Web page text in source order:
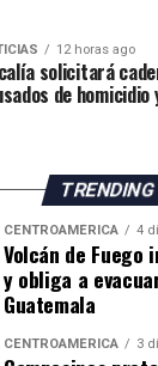
incentivos y
las cargas
los beneficios
puertos, la
el turismo, las
las energías
y otras
12 horas ago
solicitará
de homicidio
TRENDING
CENTROAMÉRICA 4
Volcán de
y obliga a
Guatemala
CENTROAMÉRICA 3